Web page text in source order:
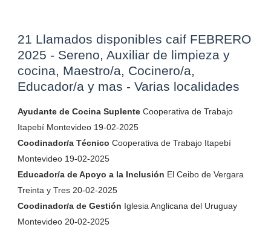
21 Llamados disponibles caif FEBRERO
2025 - Sereno, Auxiliar de limpieza y
cocina, Maestro/a, Cocinero/a,
Educador/a y mas - Varias localidades
Ayudante de Cocina SuplenteCooperativa de Trabajo
Itapebí Montevideo 19-02-2025
Coodinador/a Técnico Cooperativa de Trabajo Itapebí
Montevideo 19-02-2025
Educador/a de Apoyo a la Inclusión El Ceibo de Vergara
Treinta y Tres 20-02-2025
Coodinador/a de Gestión Iglesia Anglicana del Uruguay
Montevideo 20-02-2025